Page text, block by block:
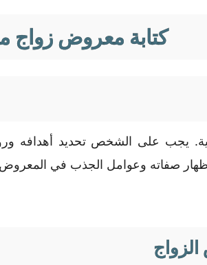
كتابة معروض زواج
يجب على الشخص تحديد أهدافه
صفاته وعوامل الجذب في المعروض،